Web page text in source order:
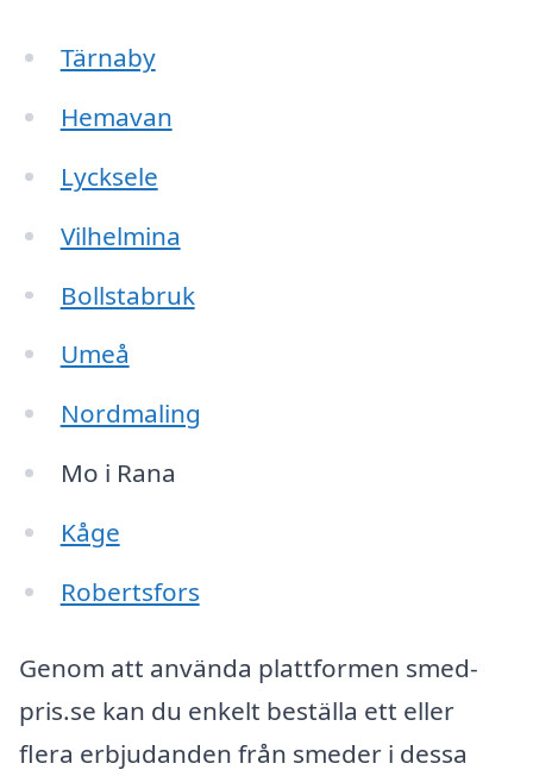
Tärnaby
Hemavan
Lycksele
Vilhelmina
Bollstabruk
Umeå
Nordmaling
Mo i Rana
Kåge
Robertsfors
Genom att använda plattformen smed-
pris.se kan du enkelt beställa ett eller
flera erbjudanden från smeder i dessa